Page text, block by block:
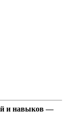
и навыков —